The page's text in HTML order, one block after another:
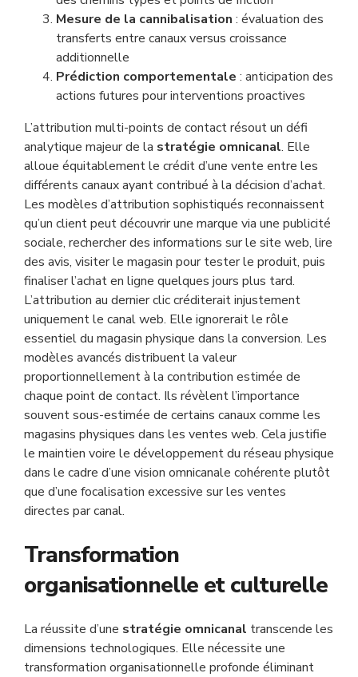
Mesure de la cannibalisation : évaluation des
transferts entre canaux versus croissance
additionnelle
Prédiction comportementale : anticipation des
actions futures pour interventions proactives
L’attribution multi-points de contact résout un défi
analytique majeur de la stratégie omnicanal. Elle
alloue équitablement le crédit d’une vente entre les
différents canaux ayant contribué à la décision d’achat.
Les modèles d’attribution sophistiqués reconnaissent
qu’un client peut découvrir une marque via une publicité
sociale, rechercher des informations sur le site web, lire
des avis, visiter le magasin pour tester le produit, puis
finaliser l’achat en ligne quelques jours plus tard.
L’attribution au dernier clic créditerait injustement
uniquement le canal web. Elle ignorerait le rôle
essentiel du magasin physique dans la conversion. Les
modèles avancés distribuent la valeur
proportionnellement à la contribution estimée de
chaque point de contact. Ils révèlent l’importance
souvent sous-estimée de certains canaux comme les
magasins physiques dans les ventes web. Cela justifie
le maintien voire le développement du réseau physique
dans le cadre d’une vision omnicanale cohérente plutôt
que d’une focalisation excessive sur les ventes
directes par canal.
Transformation
organisationnelle et culturelle
La réussite d’une stratégie omnicanal transcende les
dimensions technologiques. Elle nécessite une
transformation organisationnelle profonde éliminant